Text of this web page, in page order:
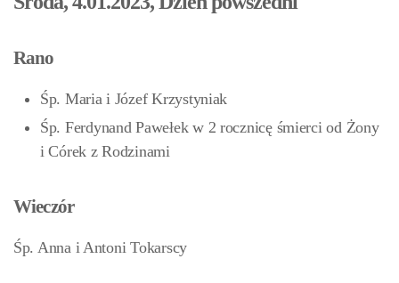
Rano
Śp. Maria i Józef Krzystyniak
Śp. Ferdynand Pawełek w 2 rocznicę śmierci od Żony
i Córek z Rodzinami
Wieczór
Śp. Anna i Antoni Tokarscy